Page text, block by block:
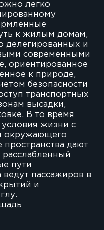
легко
к жилым домам,
делегированных и
современными
ориентированное
к природе,
безопасности
транспортных
высадки,
В то время
жизни с
окружающего
дают
пути
ведут пассажиров в
и